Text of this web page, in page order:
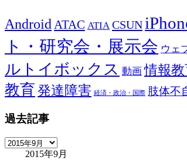
Android ATAC ATIA CSUN
ト・研究会・展示会 ウェ
ルトイボックス 動画 情報
教育発達障害 経済・政治・国際 肢体不
過去記事
過
2015年9月